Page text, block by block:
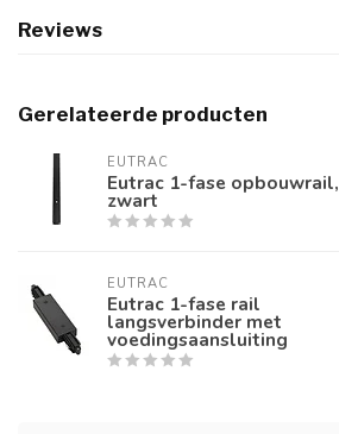
Reviews
Gerelateerde producten
EUTRAC
Eutrac 1-fase opbouwrail,
zwart
EUTRAC
Eutrac 1-fase rail
langsverbinder met
voedingsaansluiting